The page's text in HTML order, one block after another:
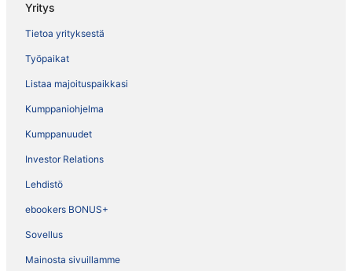
Yritys
Tietoa yrityksestä
Työpaikat
Listaa majoituspaikkasi
Kumppaniohjelma
Kumppanuudet
Investor Relations
Lehdistö
ebookers BONUS+
Sovellus
Mainosta sivuillamme